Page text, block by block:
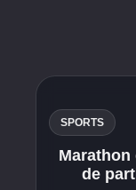
SPORTS
Marathon
de